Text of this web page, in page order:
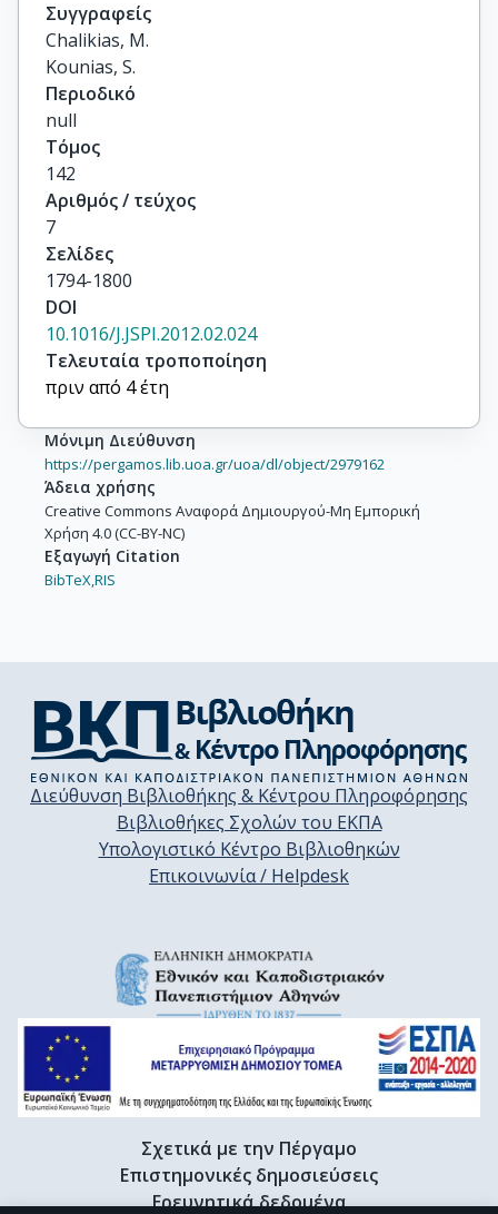
Συγγραφείς
Chalikias, M.
Kounias, S.
Περιοδικό
null
Τόμος
142
Αριθμός / τεύχος
7
Σελίδες
1794-1800
DOI
10.1016/J.JSPI.2012.02.024
Τελευταία τροποποίηση
πριν από 4 έτη
Μόνιμη Διεύθυνση
https://pergamos.lib.uoa.gr/uoa/dl/object/2979162
Άδεια χρήσης
Creative Commons Αναφορά Δημιουργού-Μη Εμπορική
Χρήση 4.0 (CC-BY-NC)
Εξαγωγή Citation
BibTeX,RIS
Διεύθυνση Βιβλιοθήκης & Κέντρου Πληροφόρησης
Βιβλιοθήκες Σχολών του ΕΚΠΑ
Υπολογιστικό Κέντρο Βιβλιοθηκών
Επικοινωνία / Helpdesk
Σχετικά με την Πέργαμο
Επιστημονικές δημοσιεύσεις
Ερευνητικά δεδομένα